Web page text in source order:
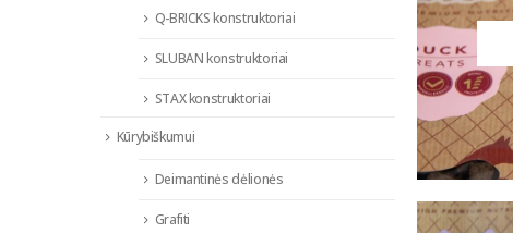
Q-BRICKS konstruktoriai
SLUBAN konstruktoriai
STAX konstruktoriai
Kūrybiškumui
Deimantinės dėlionės
Grafiti